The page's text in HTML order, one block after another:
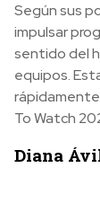
Según sus
impulsar
sentido del
equipos.
rápidamente
To Watch
Diana